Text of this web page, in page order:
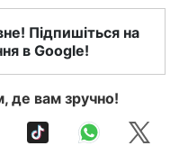
Підпишіться на
в Google!
де вам зручно!